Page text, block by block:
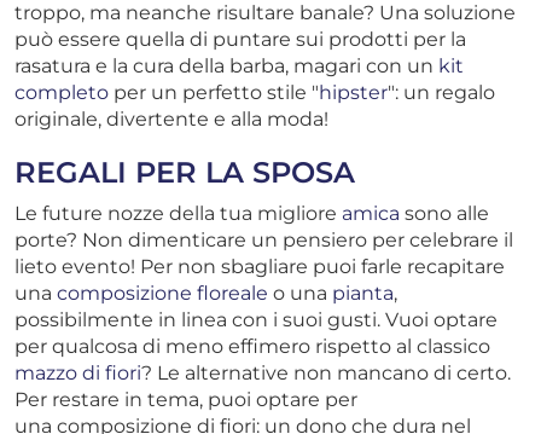
troppo, ma neanche risultare banale? Una soluzione
può essere quella di puntare sui prodotti per la
rasatura e la cura della barba, magari con un kit
completo per un perfetto stile "hipster": un regalo
originale, divertente e alla moda!
REGALI PER LA SPOSA
Le future nozze della tua migliore amica sono alle
porte? Non dimenticare un pensiero per celebrare il
lieto evento! Per non sbagliare puoi farle recapitare
una composizione floreale o una pianta,
possibilmente in linea con i suoi gusti. Vuoi optare
per qualcosa di meno effimero rispetto al classico
mazzo di fiori? Le alternative non mancano di certo.
Per restare in tema, puoi optare per
una composizione di fiori: un dono che dura nel